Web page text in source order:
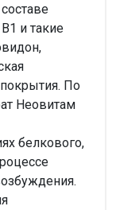
и такие
По
Неовитам
белкового,